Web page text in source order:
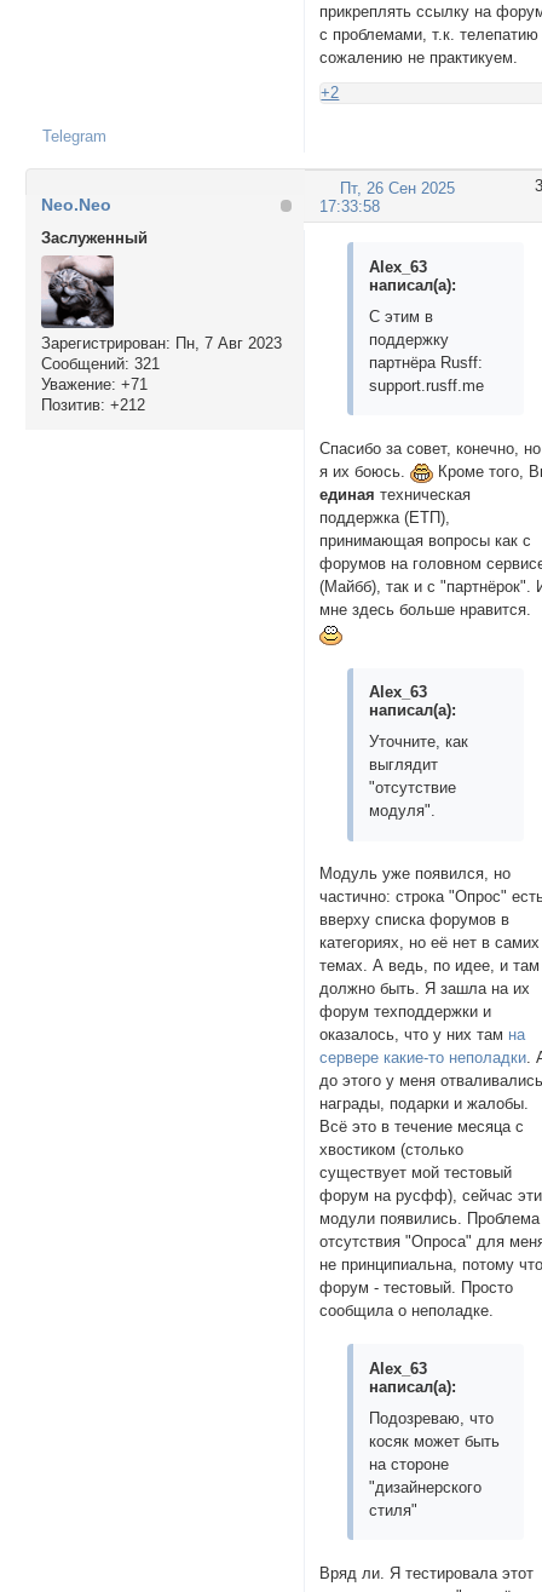
прикреплять ссылку на
с проблемами, т.к. телепатию
сожалению не практикуем.
+2
Telegram
3
Пт, 26 Сен 2025
17:33:58
Neo.Neo
Заслуженный
Зарегистрирован: Пн, 7 Авг 2023
Сообщений: 321
Уважение: +71
Позитив: +212
Alex_63
написал(а):
С этим в
поддержку
партнёра Rusff:
support.rusff.me
Спасибо за совет, конечно, но
я их боюсь.
Кроме того,
единая техническая
поддержка (ЕТП),
принимающая вопросы как с
форумов на головном
(Майбб), так и с "партнёрок".
мне здесь больше нравится.
Alex_63
написал(а):
Уточните, как
выглядит
"отсутствие
модуля".
Модуль уже появился, но
частично: строка "Опрос"
вверху списка форумов в
категориях, но её нет в самих
темах. А ведь, по идее, и там
должно быть. Я зашла на их
форум техподдержки и
оказалось, что у них там на
сервере какие-то неполадки.
до этого у меня
награды, подарки и жалобы.
Всё это в течение месяца с
хвостиком (столько
существует мой тестовый
форум на русфф), сейчас эти
модули появились. Проблема
отсутствия "Опроса" для
не принципиальна, потому
форум - тестовый. Просто
сообщила о неполадке.
Alex_63
написал(а):
Подозреваю, что
косяк может быть
на стороне
"дизайнерского
стиля"
Вряд ли. Я тестировала этот